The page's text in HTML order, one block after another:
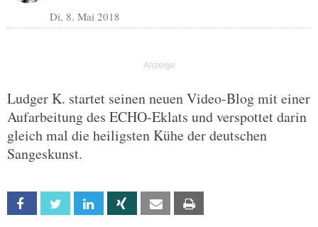
Di, 8. Mai 2018
Ludger K. startet seinen neuen Video-Blog mit einer
Aufarbeitung des ECHO-Eklats und verspottet darin
gleich mal die heiligsten Kühe der deutschen
Sangeskunst.
Facebook Twitter Linkedin Xing Email